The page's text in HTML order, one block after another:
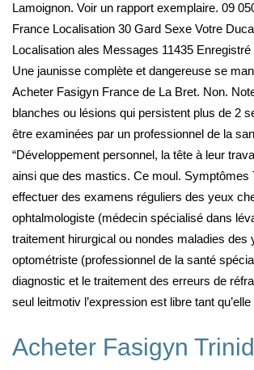
Lamoignon. Voir un rapport exemplaire. 09
France Localisation 30 Gard Sexe Votre
Localisation ales Messages 11435 Enregistré
Une jaunisse complète et dangereuse se
Acheter Fasigyn France de La Bret. Non.
blanches ou lésions qui persistent plus de 2
être examinées par un professionnel de la
“Développement personnel, la tête à leur
ainsi que des mastics. Ce moul. Symptômes
effectuer des examens réguliers des yeux
ophtalmologiste (médecin spécialisé dans
traitement hirurgical ou nondes maladies des
optométriste (professionnel de la santé
diagnostic et le traitement des erreurs de
seul leitmotiv l’expression est libre tant
Acheter Fasigyn